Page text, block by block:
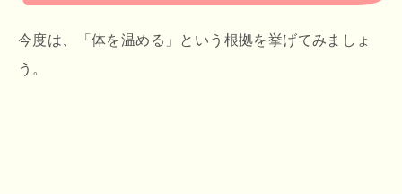
今度は、「体を温める」という根拠を挙げてみましょ
う。